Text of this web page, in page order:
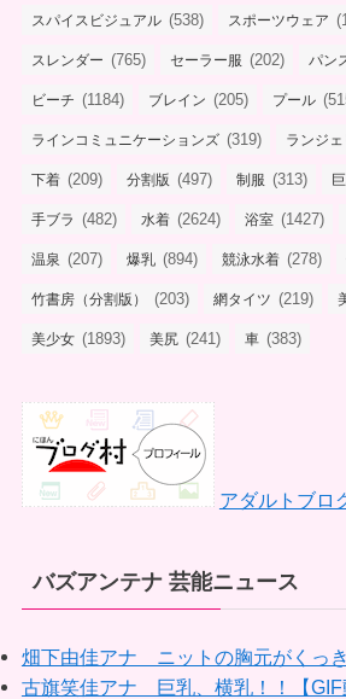
スパイスビジュアル (538) スポーツウェア
スレンダー (765) セーラー服 (202) パン
ビーチ (1184) ブレイン (205) プール
ラインコミュニケーションズ (319) ランジ
下着 (209) 分割版 (497) 制服 (313)
手ブラ (482) 水着 (2624) 浴室 (1427)
温泉 (207) 爆乳 (894) 競泳水着 (278)
竹書房（分割版） (203) 網タイツ (219)
美少女 (1893) 美尻 (241) 車 (383)
アダルトブロ
バズアンテナ 芸能ニュース
畑下由佳アナ ニットの胸元がくっき
古旗笑佳アナ 巨乳、横乳！！【GIF